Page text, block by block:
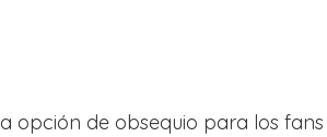
opción de obsequio para los